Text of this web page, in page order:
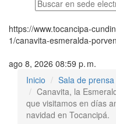
https://www.tocancipa-
1/canavita-esmeralda-
ago 8, 2026 08:59 p. m.
Inicio
Sala de prensa
Canavita, la
que visitamos en días
navidad en Tocancipá.